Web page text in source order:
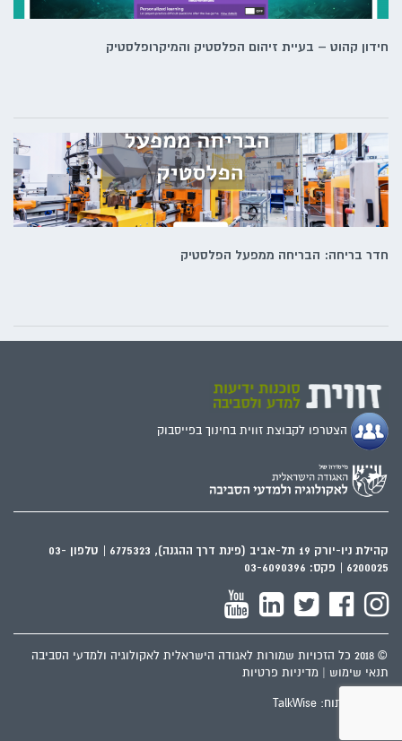
חידון קהוט – בעיית זיהום הפלסטיק והמיקרופלסטיק
חדר בריחה: הבריחה ממפעל הפלסטיק
הצטרפו לקבוצת זווית בחינוך בפייסבוק
קהילת ניו-יורק 19 תל-אביב (פינת דרך ההגנה), 6775323 | טלפון 03-
6200025 | פקס: 03-6090396
© 2018 כל הזכויות שמורות לאגודה הישראלית לאקולוגיה ולמדעי הסביבה
תנאי שימוש
מדיניות פרטיות
עיצוב‬ ופיתוח‬: TalkWise